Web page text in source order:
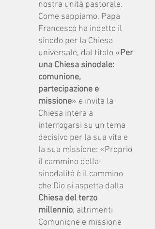
nostra unità pastorale.
Come sappiamo, Papa
Francesco ha indetto il
sinodo per la Chiesa
universale, dal titolo «Per
una Chiesa sinodale:
comunione,
partecipazione e
missione» e invita la
Chiesa intera a
interrogarsi su un tema
decisivo per la sua vita e
la sua missione: «Proprio
il cammino della
sinodalità è il cammino
che Dio si aspetta dalla
Chiesa del terzo
millennio, altrimenti
Comunione e missione